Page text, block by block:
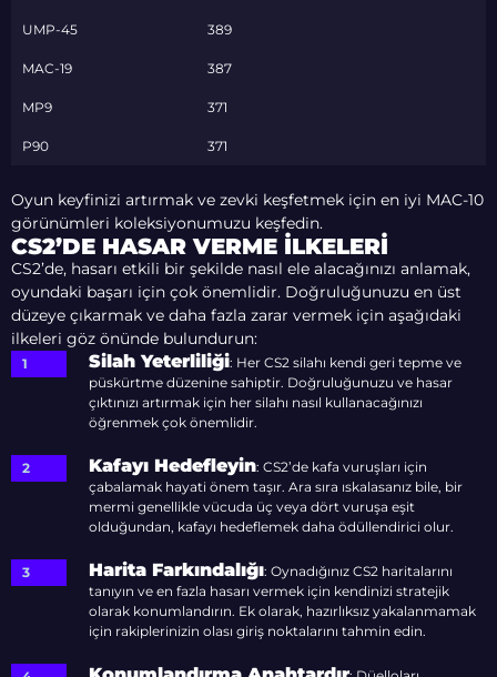
UMP-45 389
MAC-19 387
MP9 371
P90 371
Oyun keyfinizi artırmak ve zevki keşfetmek için en iyi MAC-10
görünümleri koleksiyonumuzu keşfedin.
CS2’DE HASAR VERME İLKELERI
CS2’de, hasarı etkili bir şekilde nasıl ele alacağınızı anlamak,
oyundaki başarı için çok önemlidir. Doğruluğunuzu en üst
düzeye çıkarmak ve daha fazla zarar vermek için aşağıdaki
ilkeleri göz önünde bulundurun:
Silah Yeterliliği: Her CS2 silahı kendi geri tepme ve
püskürtme düzenine sahiptir. Doğruluğunuzu ve hasar
çıktınızı artırmak için her silahı nasıl kullanacağınızı
öğrenmek çok önemlidir.
Kafayı Hedefleyin: CS2’de kafa vuruşları için
çabalamak hayati önem taşır. Ara sıra ıskalasanız bile, bir
mermi genellikle vücuda üç veya dört vuruşa eşit
olduğundan, kafayı hedeflemek daha ödüllendirici olur.
Harita Farkındalığı: Oynadığınız CS2 haritalarını
tanıyın ve en fazla hasarı vermek için kendinizi stratejik
olarak konumlandırın. Ek olarak, hazırlıksız yakalanmamak
için rakiplerinizin olası giriş noktalarını tahmin edin.